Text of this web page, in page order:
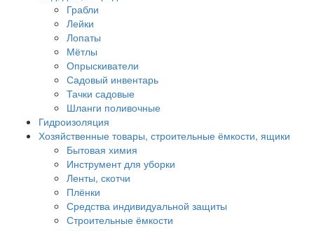
Грабли
Лейки
Лопаты
Мётлы
Опрыскиватели
Садовый инвентарь
Тачки садовые
Шланги поливочные
Гидроизоляция
Хозяйственные товары, строительные ёмкости, ящики
Бытовая химия
Инструмент для уборки
Ленты, скотчи
Плёнки
Средства индивидуальной защиты
Строительные ёмкости